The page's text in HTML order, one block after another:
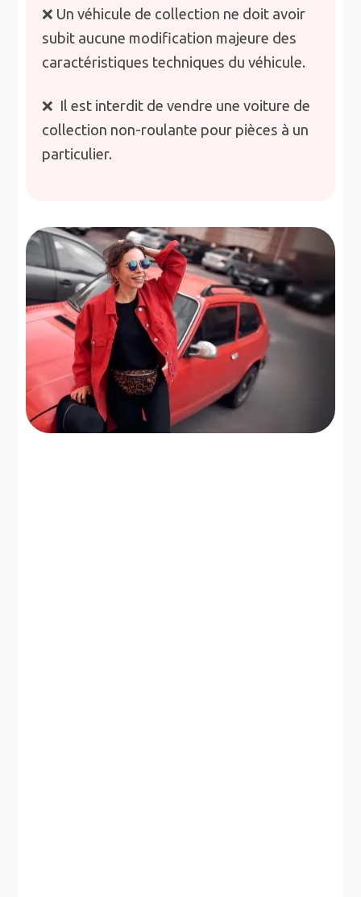
❌ Un véhicule de collection ne doit avoir
subit aucune modification majeure des
caractéristiques techniques du véhicule.
❌ Il est interdit de vendre une voiture de
collection non-roulante pour pièces à un
particulier.